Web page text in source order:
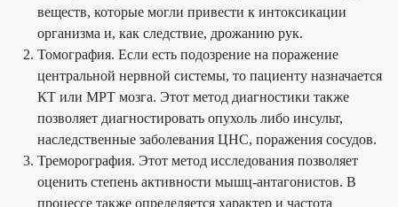
веществ, которые могли привести к интоксикации
организма и, как следствие, дрожанию рук.
Томография. Если есть подозрение на поражение
центральной нервной системы, то пациенту назначается
КТ или МРТ мозга. Этот метод диагностики также
позволяет диагностировать опухоль либо инсульт,
наследственные заболевания ЦНС, поражения сосудов.
Треморография. Этот метод исследования позволяет
оценить степень активности мышц-антагонистов. В
процессе также определяется характер и частота